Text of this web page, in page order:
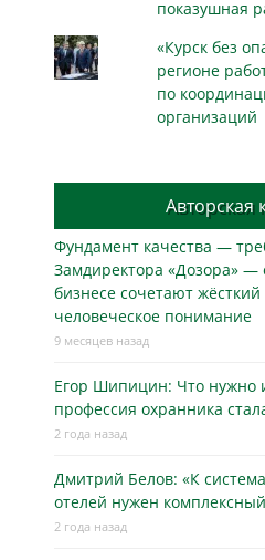
показушная
«Курск без
регионе
по
организаций
Авторская
Фундамент качества —
Замдиректора «Дозора» —
бизнесe сочетают жёсткий
человеческое понимание
9 месяцев назад
Егор Шипицин: Что нужно
профессия охранника
2 года назад
Дмитрий Белов: «К
отелей нужен
2 года назад